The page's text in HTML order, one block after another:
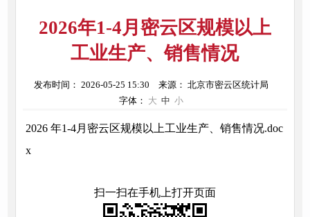
2026年1-4月密云区规模以上
工业生产、销售情况
发布时间： 2026-05-25 15:30
来源： 北京市密云区统计局
字体： 大 中 小
2026 年1-4月密云区规模以上工业生产、销售情况.doc
x
扫一扫在手机上打开页面